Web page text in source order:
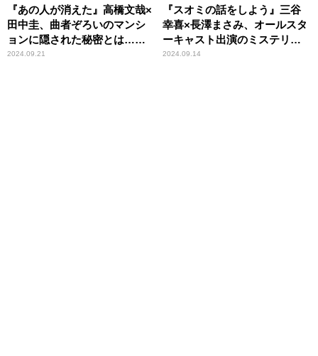
『あの人が消えた』高橋文哉×
田中圭、曲者ぞろいのマンシ
ョンに隠された秘密とは……
2024.09.21
『スオミの話をしよう』三谷
幸喜×長澤まさみ、オールスタ
ーキャスト出演のミステリ
ー・コメディ
2024.09.14